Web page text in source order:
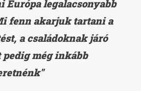
Európa legalacsonyabb
fenn akarjuk tartani a
a családoknak járó
pedig még inkább